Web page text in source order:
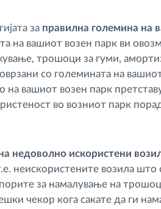
за правилна големина на
на вашиот возен парк ви
трошоци за гуми,
со големината на
на вашиот возен парк
во возниот парк
недоволно искористени
неискористените возила што
за намалување на
чекор кога сакате да ги